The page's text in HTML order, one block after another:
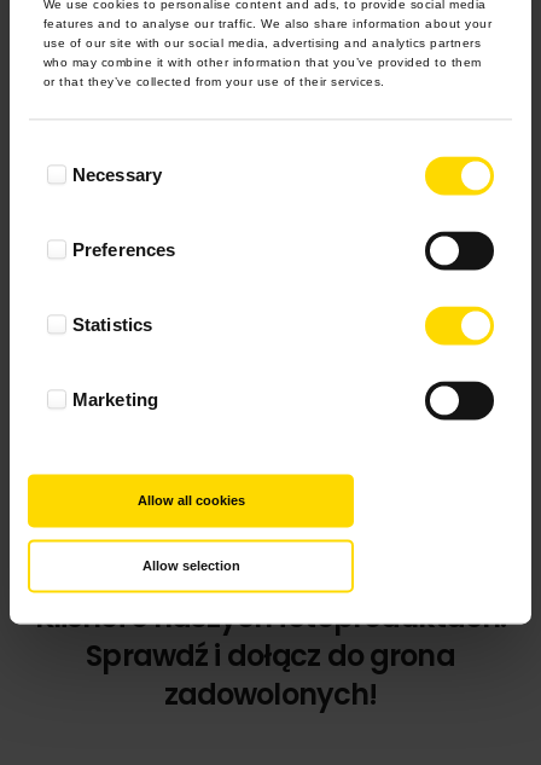
We use cookies to personalise content and ads, to provide social media
features and to analyse our traffic. We also share information about your
use of our site with our social media, advertising and analytics partners
who may combine it with other information that you’ve provided to them
or that they’ve collected from your use of their services.
SelectionNecessary
Preferences
Statistics
Marketing
Allow all cookies
Allow selection
Klienci o naszych fotoproduktach.
Sprawdź i dołącz do grona
zadowolonych!